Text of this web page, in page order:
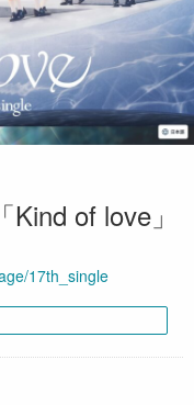
of love」
17th_single